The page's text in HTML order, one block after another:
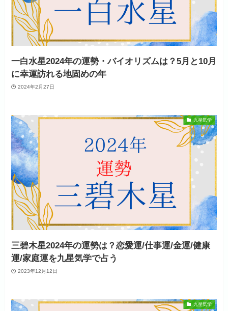
一白水星2024年の運勢・バイオリズムは？5月と10月
に幸運訪れる地固めの年
2024年2月27日
九星気学
三碧木星2024年の運勢は？恋愛運/仕事運/金運/健康
運/家庭運を九星気学で占う
2023年12月12日
九星気学